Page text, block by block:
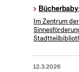
Im Zentrum
12.3.2026